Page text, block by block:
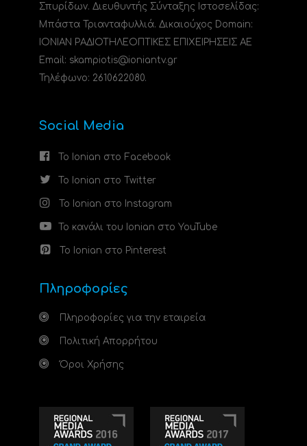
Σπυρίδων. Διευθυντής Σύνταξης Ιστοσελίδας:
Μπάστα Τριανταφυλλιά. Δικαιούχος Domain:
ΙΟΝΙΑΝ ΡΑΔΙΟΤΗΛΕΟΠΤΙΚΕΣ ΕΠΙΧΕΙΡΗΣΕΙΣ ΑΕ
Email: skampiotis@ioniantv.gr
Τηλέφωνο: 2610622080.
Social Media
Το Ionian στο Facebook
Το Ionian στο Twitter
Το Ionian στο Instagram
Το κανάλι του Ionian στο YouTube
Το Ionian στο Pinterest
Πληροφορίες
Πληροφορίες για την εταιρεία
Πολιτική Απορρήτου
Όροι Χρήσης